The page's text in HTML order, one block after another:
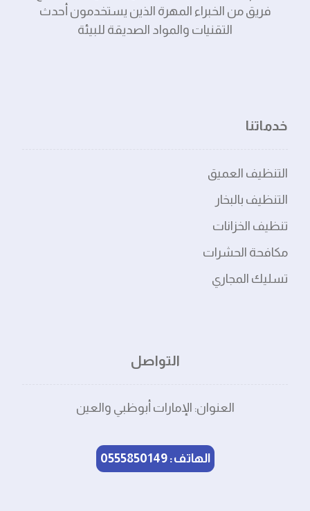
فريق من الخبراء المهرة الذين يستخدمون أحدث
التقنيات والمواد الصديقة للبيئة
خدماتنا
التنظيف العميق
التنظيف بالبخار
تنظيف الخزانات
مكافحة الحشرات
تسليك المجاري
التواصل
العنوان: الإمارات أبوظبي والعين
الهاتف: 0555850149